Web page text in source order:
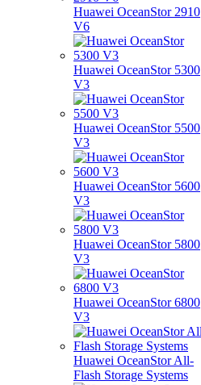
Huawei OceanStor 2910
V6
Huawei OceanStor 5300
V3
Huawei OceanStor 5500
V3
Huawei OceanStor 5600
V3
Huawei OceanStor 5800
V3
Huawei OceanStor 6800
V3
Huawei OceanStor All-
Flash Storage Systems